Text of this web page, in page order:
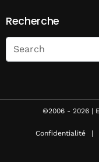
Recherche
Search
on
Economie
©2006 - 2026 |
Confidentialité